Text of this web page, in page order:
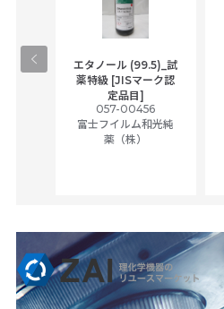
エタノール (99.5)_試
薬特級 [JISマーク認
定品目]
057-00456
富士フイルム和光純
薬（株）